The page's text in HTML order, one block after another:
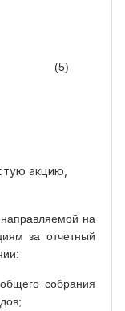
акцию,
на
за отчетный
собрания